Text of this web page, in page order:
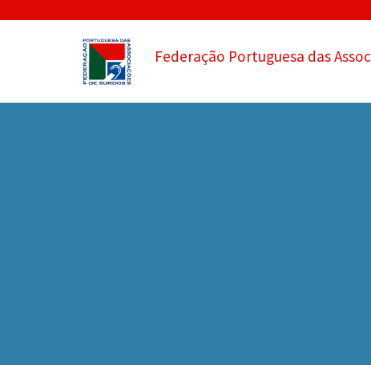
Federação Portuguesa das